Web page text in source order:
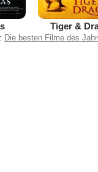
Tiger &
Die besten Filme des